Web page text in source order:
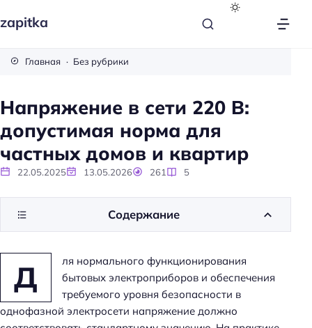
zapitka
Главная Без рубрики
Напряжение в сети 220 В:
допустимая норма для
частных домов и квартир
22.05.2025 13.05.2026 261 5
Д
ля нормального функционирования
бытовых электроприборов и обеспечения
требуемого уровня безопасности в
однофазной электросети напряжение должно
Содержание